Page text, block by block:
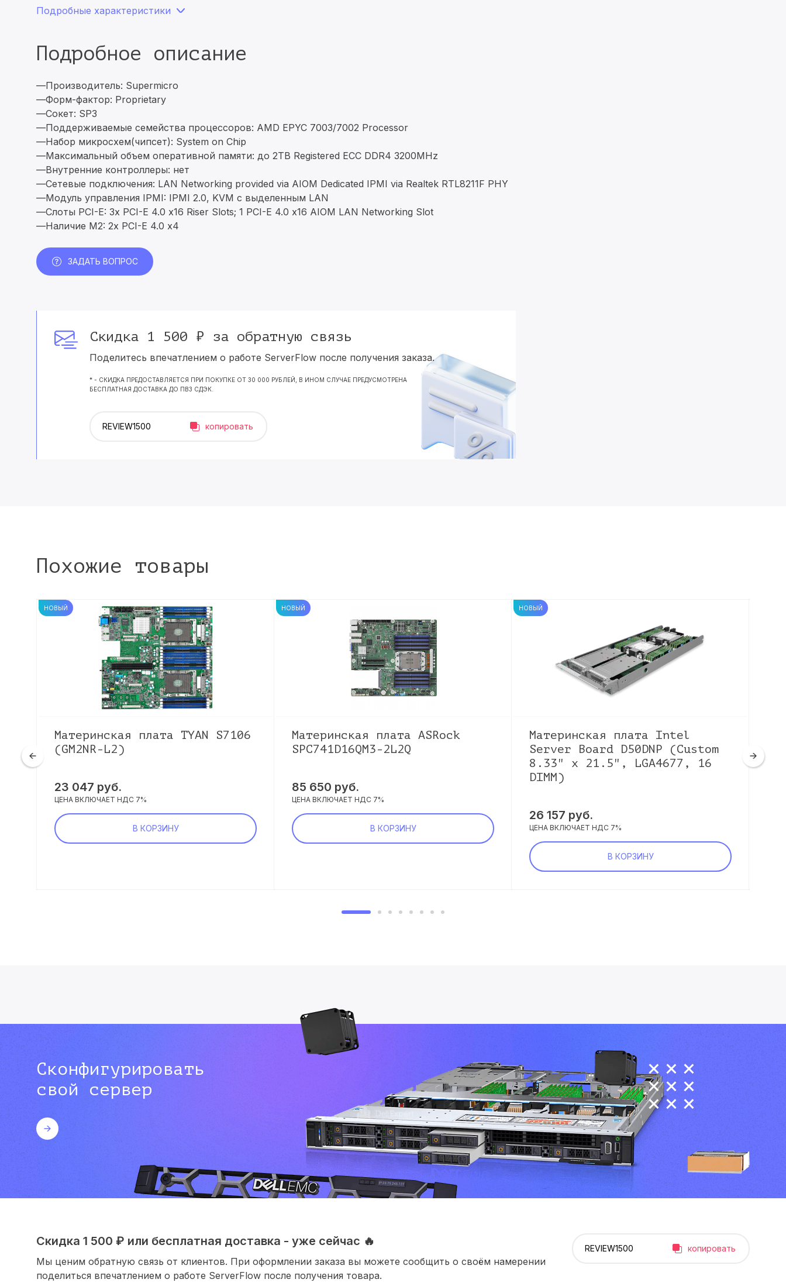
Подробные характеристики
Подробное описание
—Производитель: Supermicro
—Форм-фактор: Proprietary
—Сокет: SP3
—Поддерживаемые семейства процессоров: AMD EPYC 7003/7002 Processor
—Набор микросхем(чипсет): System on Chip
—Максимальный объем оперативной памяти: до 2TB Registered ECC DDR4 3200MHz
—Внутренние контроллеры: нет
—Сетевые подключения: LAN Networking provided via AIOM Dedicated IPMI via Realtek RTL8211F PHY
—Модуль управления IPMI: IPMI 2.0, KVM с выделенным LAN
—Слоты PCI-E: 3x PCI-E 4.0 x16 Riser Slots; 1 PCI-E 4.0 x16 AIOM LAN Networking Slot
—Наличие M2: 2x PCI-E 4.0 x4
ЗАДАТЬ ВОПРОС
Скидка 1 500 ₽ за обратную связь
Поделитесь впечатлением о работе ServerFlow после получения заказа.
* - СКИДКА ПРЕДОСТАВЛЯЕТСЯ ПРИ ПОКУПКЕ ОТ 30 000 РУБЛЕЙ, В ИНОМ СЛУЧАЕ ПРЕДУСМОТРЕНА
БЕСПЛАТНАЯ ДОСТАВКА ДО ПВЗ СДЭК.
копировать
Похожие товары
НОВЫЙ
Материнская плата TYAN S7106
(GM2NR-L2)
23 047 руб.
ЦЕНА ВКЛЮЧАЕТ НДС 7%
В КОРЗИНУ
НОВЫЙ
Материнская плата ASRock
SPC741D16QM3-2L2Q
85 650 руб.
ЦЕНА ВКЛЮЧАЕТ НДС 7%
В КОРЗИНУ
НОВЫЙ
Материнская плата Intel
Server Board D50DNP (Custom
8.33" x 21.5", LGA4677, 16
DIMM)
26 157 руб.
ЦЕНА ВКЛЮЧАЕТ НДС 7%
В КОРЗИНУ
Сконфигурировать
свой сервер
Скидка 1 500 ₽ или бесплатная доставка - уже сейчас 🔥
Мы ценим обратную связь от клиентов. При оформлении заказа вы можете сообщить о своём намерении
поделиться впечатлением о работе ServerFlow после получения товара.
копировать